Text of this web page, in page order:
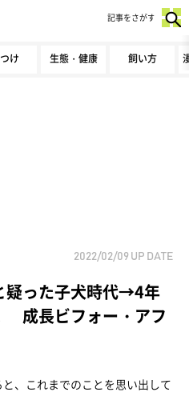
け 生態・健康 飼い方
記事をさがす
2022/02/09 UP DATE
疑った子犬時代→4年
成長ビフォー・アフ
、これまでのことを思い出して